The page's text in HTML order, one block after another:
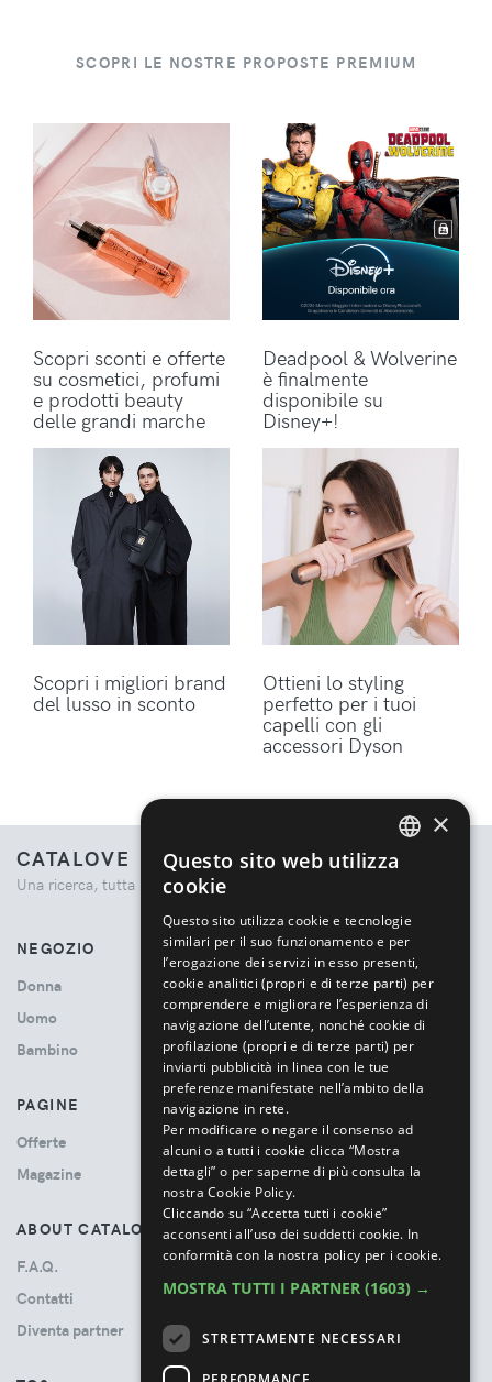
SCOPRI LE NOSTRE PROPOSTE PREMIUM
Scopri sconti e offerte
su cosmetici, profumi
e prodotti beauty
delle grandi marche
Deadpool & Wolverine
è finalmente
disponibile su
Disney+!
Scopri i migliori brand
del lusso in sconto
Ottieni lo styling
perfetto per i tuoi
capelli con gli
accessori Dyson
CATALOVE
Una ricerca, tutta la moda.
NEGOZIO
Donna
Uomo
Bambino
PAGINE
Offerte
Magazine
ABOUT CATALOVE
F.A.Q.
Contatti
Diventa partner
×
Questo sito web utilizza
cookie
Questo sito utilizza cookie e tecnologie
similari per il suo funzionamento e per
l’erogazione dei servizi in esso presenti,
cookie analitici (propri e di terze parti) per
comprendere e migliorare l’esperienza di
navigazione dell’utente, nonché cookie di
profilazione (propri e di terze parti) per
inviarti pubblicità in linea con le tue
preferenze manifestate nell’ambito della
navigazione in rete.
Per modificare o negare il consenso ad
alcuni o a tutti i cookie clicca “Mostra
dettagli” o per saperne di più consulta la
nostra Cookie Policy.
Cliccando su “Accetta tutti i cookie”
acconsenti all’uso dei suddetti cookie. In
conformità con la nostra policy per i cookie.
MOSTRA TUTTI I PARTNER (1603) →
STRETTAMENTE NECESSARI